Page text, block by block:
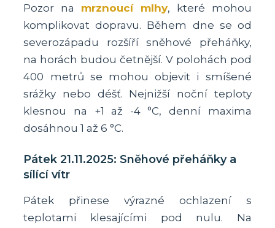
Pozor na mrznoucí mlhy, které mohou
komplikovat dopravu. Během dne se od
severozápadu rozšíří sněhové přeháňky,
na horách budou četnější. V polohách pod
400 metrů se mohou objevit i smíšené
srážky nebo déšť. Nejnižší noční teploty
klesnou na +1 až -4 °C, denní maxima
dosáhnou 1 až 6 °C.
Pátek 21.11.2025: Sněhové přeháňky a
sílící vítr
Pátek přinese výrazné ochlazení s
teplotami klesajícími pod nulu. Na